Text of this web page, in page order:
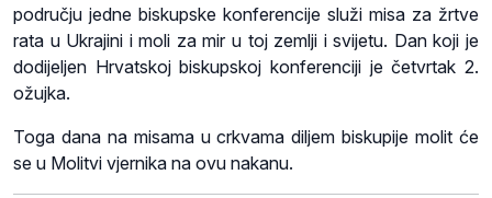
području jedne biskupske konferencije služi misa za žrtve
rata u Ukrajini i moli za mir u toj zemlji i svijetu. Dan koji je
dodijeljen Hrvatskoj biskupskoj konferenciji je četvrtak 2.
ožujka.
Toga dana na misama u crkvama diljem biskupije molit će
se u Molitvi vjernika na ovu nakanu.